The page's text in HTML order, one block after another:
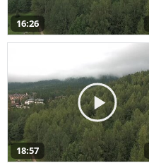
16:26
18:57